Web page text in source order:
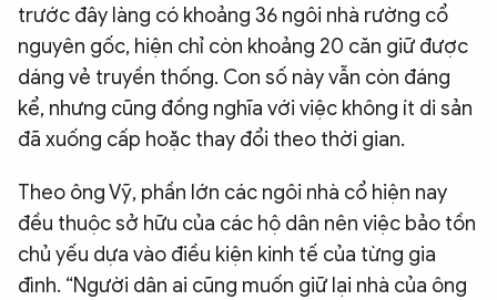
trước đây làng có khoảng 36 ngôi nhà rường cổ
nguyên gốc, hiện chỉ còn khoảng 20 căn giữ được
dáng vẻ truyền thống. Con số này vẫn còn đáng
kể, nhưng cũng đồng nghĩa với việc không ít di sản
đã xuống cấp hoặc thay đổi theo thời gian.
Theo ông Vỹ, phần lớn các ngôi nhà cổ hiện nay
đều thuộc sở hữu của các hộ dân nên việc bảo tồn
chủ yếu dựa vào điều kiện kinh tế của từng gia
đình. “Người dân ai cũng muốn giữ lại nhà của ông